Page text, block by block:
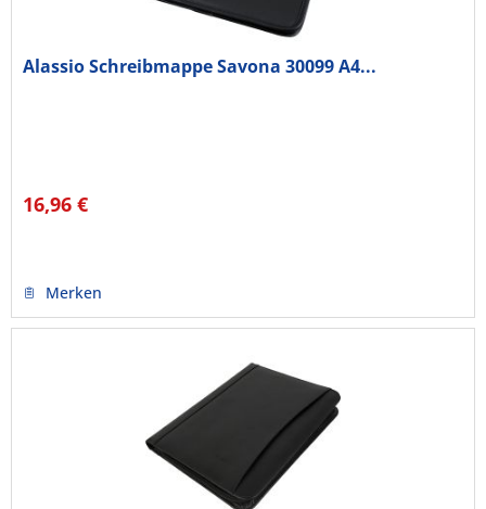
Alassio Schreibmappe Savona 30099 A4...
16,96 €
Merken